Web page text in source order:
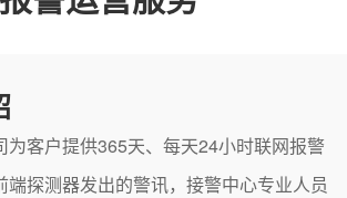
客户提供365天、每天24小时联网报警
端探测器发出的警讯，接警中心专业人员